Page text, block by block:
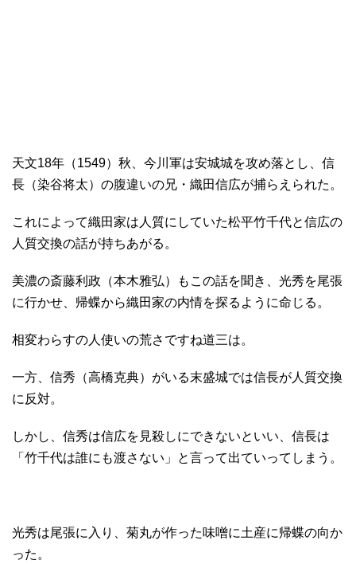
天文18年（1549）秋、今川軍は安城城を攻め落とし、信
長（染谷将太）の腹違いの兄・織田信広が捕らえられた。
これによって織田家は人質にしていた松平竹千代と信広の
人質交換の話が持ちあがる。
美濃の斎藤利政（本木雅弘）もこの話を聞き、光秀を尾張
に行かせ、帰蝶から織田家の内情を探るように命じる。
相変わらすの人使いの荒さですね道三は。
一方、信秀（高橋克典）がいる末盛城では信長が人質交換
に反対。
しかし、信秀は信広を見殺しにできないといい、信長は
「竹千代は誰にも渡さない」と言って出ていってしまう。
光秀は尾張に入り、菊丸が作った味噌に土産に帰蝶の向か
った。